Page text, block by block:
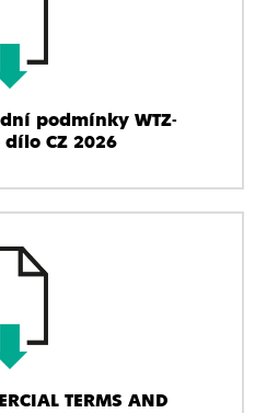
podmínky WTZ-
CZ 2026
TERMS AND